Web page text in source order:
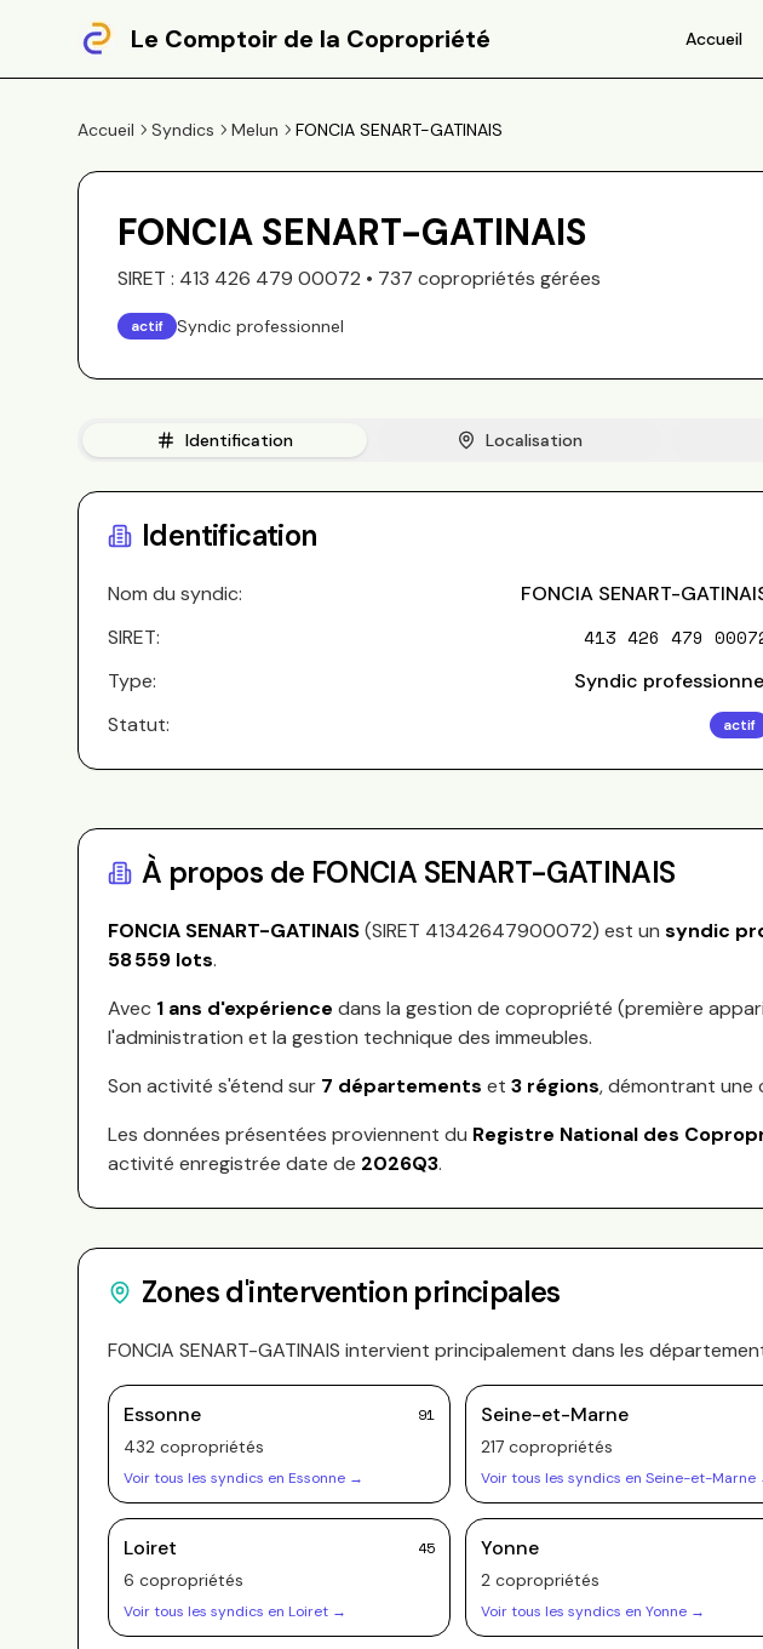
Le Comptoir de la Copropriété Accueil
Accueil Syndics Melun FONCIA SENART-GATINAIS
FONCIA SENART-GATINAIS
SIRET : 413 426 479 00072 • 737 copropriétés gérées
actif Syndic professionnel
Identification Localisation
Identification
Nom du syndic:
FONCIA SENART-
SIRET:
413 426 479
Type:
Syndic
Statut:
actif
À propos de FONCIA SENART-GATINAIS
FONCIA SENART-GATINAIS(SIRET 41342647900072) est un syndic
58 559 lots.
Avec 1 ans d'expérience dans la gestion de copropriété (première
l'administration et la gestion technique des immeubles.
Son activité s'étend sur 7 départements et 3 régions, démontrant une
Les données présentées proviennent du Registre National des
activité enregistrée date de 2026Q3.
Zones d'intervention principales
FONCIA SENART-GATINAIS intervient principalement dans les
Essonne 91
432 copropriétés
Voir tous les syndics en Essonne →
Seine-et-Marne
217copropriétés
Voir tous les syndics en Seine-et-Marne
Loiret 45
6 copropriétés
Voir tous les syndics en Loiret →
Yonne
2copropriétés
Voir tous les syndics en Yonne→